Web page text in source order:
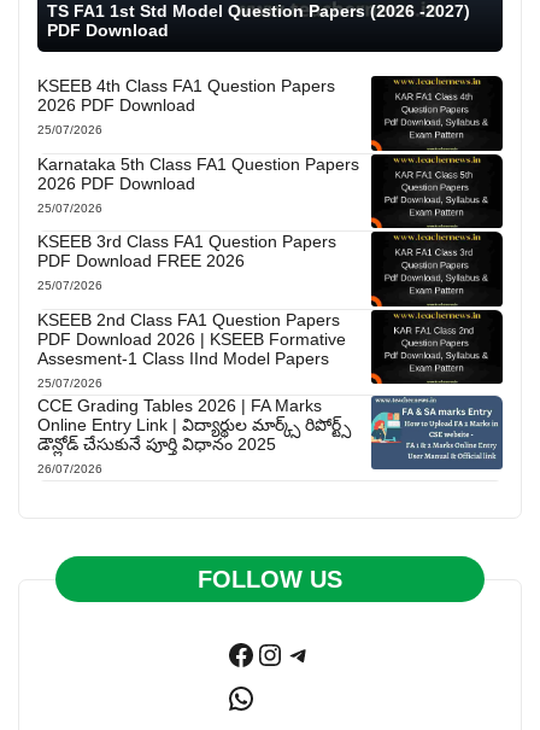
TS FA1 1st Std Model Question Papers (2026 -2027)
PDF Download
KSEEB 4th Class FA1 Question Papers
2026 PDF Download
25/07/2026
Karnataka 5th Class FA1 Question Papers
2026 PDF Download
25/07/2026
KSEEB 3rd Class FA1 Question Papers
PDF Download FREE 2026
25/07/2026
KSEEB 2nd Class FA1 Question Papers
PDF Download 2026 | KSEEB Formative
Assesment-1 Class IInd Model Papers
25/07/2026
CCE Grading Tables 2026 | FA Marks
Online Entry Link | విద్యార్థుల మార్క్స్ రిపోర్ట్స్
డౌన్లోడ్ చేసుకునే పూర్తి విధానం 2025
26/07/2026
FOLLOW US
Facebook
Instagram
Telegram
WhatsApp